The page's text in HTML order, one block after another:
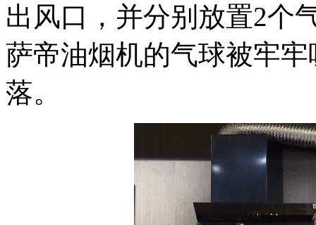
出风口，并分别放置2个
萨帝油烟机的气球被牢
落。